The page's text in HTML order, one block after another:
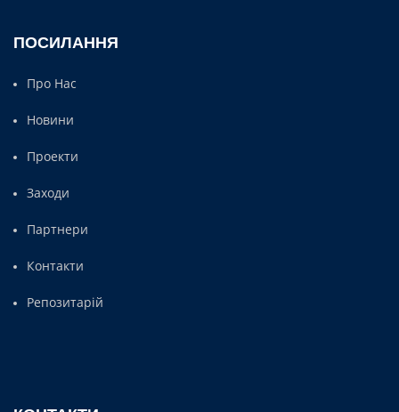
ПОСИЛАННЯ
Про Нас
Новини
Проекти
Заходи
Партнери
Контакти
Репозитарій